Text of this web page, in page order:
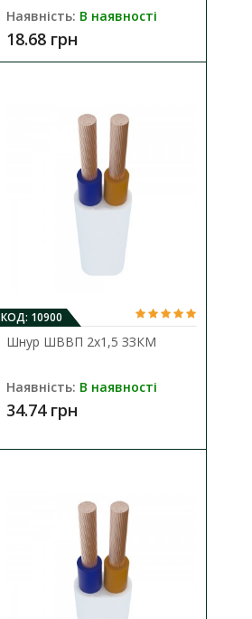
ДО КОШИКА
В порівняння
В закладки
В порівняння
Наявність: В наявності
18.68 грн
КОД: 10900
Шнур ШВВП 2х1,5 ЗЗКМ
Наявність: В наявності
34.74 грн